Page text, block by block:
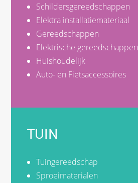
Schildersgereedschappen
Elektra installatiemateriaal
Gereedschappen
Elektrische gereedschappen
Huishoudelijk
Auto- en Fietsaccessoires
TUIN
Tuingereedschap
Sproeimaterialen